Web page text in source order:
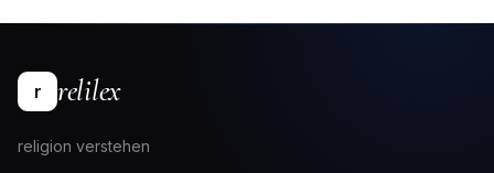
r relilex
religion verstehen